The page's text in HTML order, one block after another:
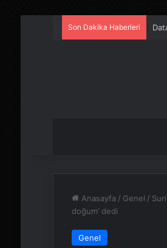
Son Dakika Haberleri
Anasayfa / Genel /
doğum’ dedi
Genel